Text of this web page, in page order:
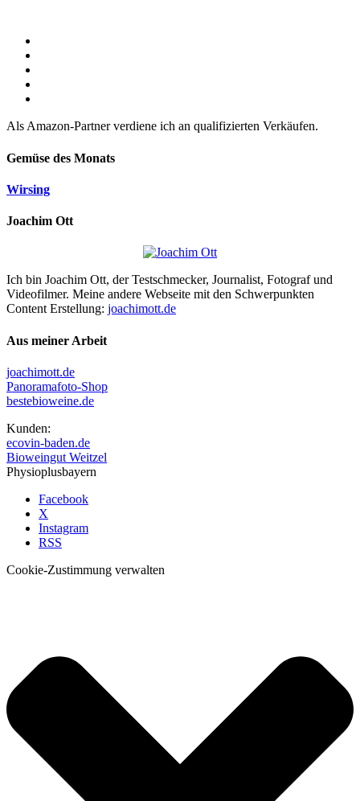
Als Amazon-Partner verdiene ich an qualifizierten Verkäufen.
Gemüse des Monats
Wirsing
Joachim Ott
Ich bin Joachim Ott, der Testschmecker, Journalist, Fotograf und
Videofilmer. Meine andere Webseite mit den Schwerpunkten
Content Erstellung: joachimott.de
Aus meiner Arbeit
joachimott.de
Panoramafoto-Shop
bestebioweine.de
Kunden:
ecovin-baden.de
Bioweingut Weitzel
Physioplusbayern
Facebook
X
Instagram
RSS
Cookie-Zustimmung verwalten